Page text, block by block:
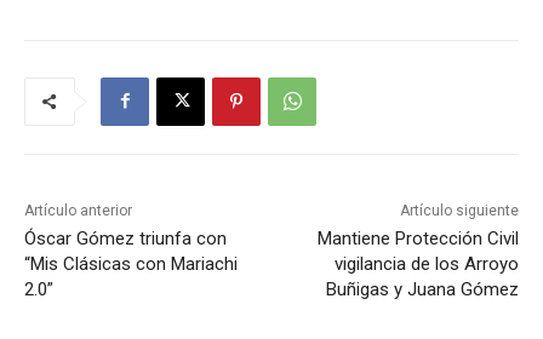
Artículo anterior
Óscar Gómez triunfa con
“Mis Clásicas con Mariachi
2.0”
Artículo siguiente
Mantiene Protección Civil
vigilancia de los Arroyo
Buñigas y Juana Gómez